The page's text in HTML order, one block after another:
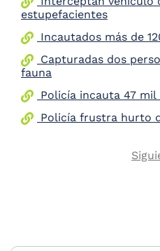
estupefacientes
Incautados más de
Capturadas dos
fauna
Policía incauta 47 mil
Policía frustra hurto
Next